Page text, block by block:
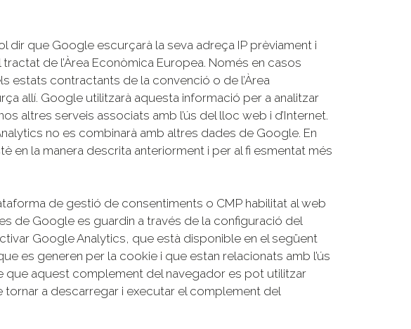
dir que Google escurçarà la seva adreça IP prèviament i
de l’Àrea Econòmica Europea. Només en casos
estats contractants de la convenció o de l’Àrea
allí. Google utilitzarà aquesta informació per a analitzar
altres serveis associats amb l’ús del lloc web i d’Internet.
no es combinarà amb altres dades de Google. En
la manera descrita anteriorment i per al fi esmentat més
de gestió de consentiments o CMP habilitat al web
de Google es guardin a través de la configuració del
Google Analytics, que està disponible en el següent
es generen per la cookie i que estan relacionats amb l’ús
que aquest complement del navegador es pot utilitzar
tornar a descarregar i executar el complement del